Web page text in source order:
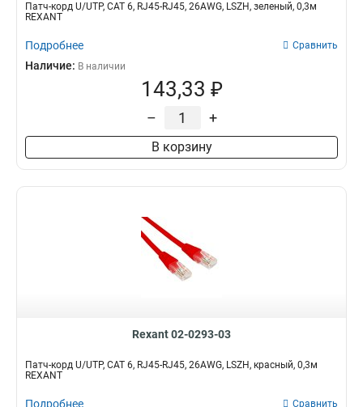
Патч-корд U/UTP, CAT 6, RJ45-RJ45, 26AWG, LSZH, зеленый, 0,3м
REXANT
Подробнее Сравнить
Наличие: В наличии
143,33 ₽
– +
В корзину
Rexant 02-0293-03
Патч-корд U/UTP, CAT 6, RJ45-RJ45, 26AWG, LSZH, красный, 0,3м
REXANT
Подробнее Сравнить